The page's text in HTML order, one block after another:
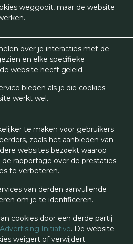
weggooit, maar de website
over je interacties met de
en elke specifieke
website heeft geleid.
bieden als je die cookies
werkt wel.
te maken voor gebruikers
zoals het aanbieden van
websites bezoekt waarop
rapportage over de prestaties
te verbeteren.
van derden aanvullende
om je te identificeren.
cookies door een derde partij
Initiative. De website
weigert of verwijdert.